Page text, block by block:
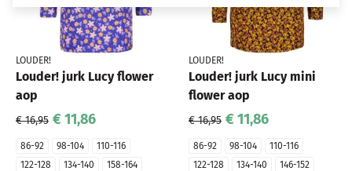
LOUDER!
Louder! jurk Lucy flower
aop
€ 16,95 € 11,86
86-92 98-104
110-116
122-128
134-140 158-164
LOUDER!
Louder! jurk Lucy mini
flower aop
€ 16,95 € 11,86
86-92 98-104
110-116
122-128
134-140
146-152